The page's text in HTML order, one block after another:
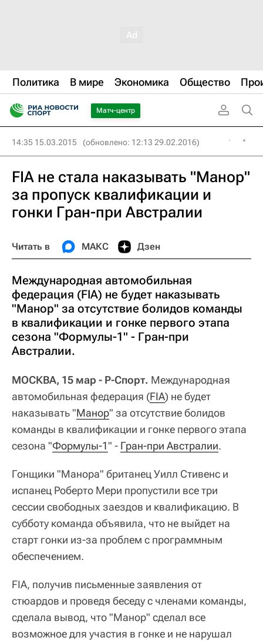
Политика В мире Экономика Общество
Матч-центр
14:35 15.03.2015 (обновлено: 12:13 29.02.2016)
FIA не стала наказывать "Манор"
за пропуск квалификации и
гонки Гран-при Австралии
Читать в МАКС Дзен
Международная автомобильная
федерация (FIA) не будет наказывать
"Манор" за отсутствие болидов команды
в квалификации и гонке первого этапа
сезона "Формулы-1" - Гран-при
Австралии.
МОСКВА, 15 мар - Р-Спорт. Международная
автомобильная федерация (FIA) не будет
наказывать "Манор" за отсутствие болидов
команды в квалификации и гонке первого этапа
сезона "Формулы-1" - Гран-при Австралии.
Гонщики "Манора" британец Уилл Стивенс и
испанец Роберто Мери пропустили все три
сессии свободных заездов и квалификацию. В
субботу команда объявила, что не выйдет на
старт гонки из-за проблем с программным
обеспечением.
FIA, получив письменные заявления от
стюардов и проведя беседу с членами команды,
сделала вывод, что "Манор" сделал все
возможное для участия в гонке и не нарушал